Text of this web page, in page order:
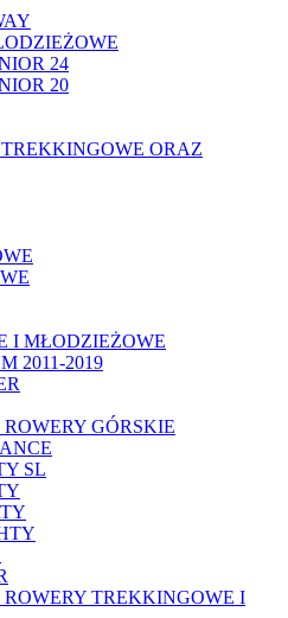
24
20
ORAZ
I MŁODZIEŻOWE
2011-2019
GÓRSKIE
SL
TREKKINGOWE I